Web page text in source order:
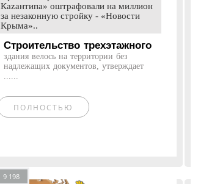
Каzантипа» оштрафовали на миллион
за незаконную стройку - «Новости
Крыма»..
Строительство трехэтажного
здания велось на территории без
надлежащих документов, утверждает
ПОЛНОСТЬЮ
9 198